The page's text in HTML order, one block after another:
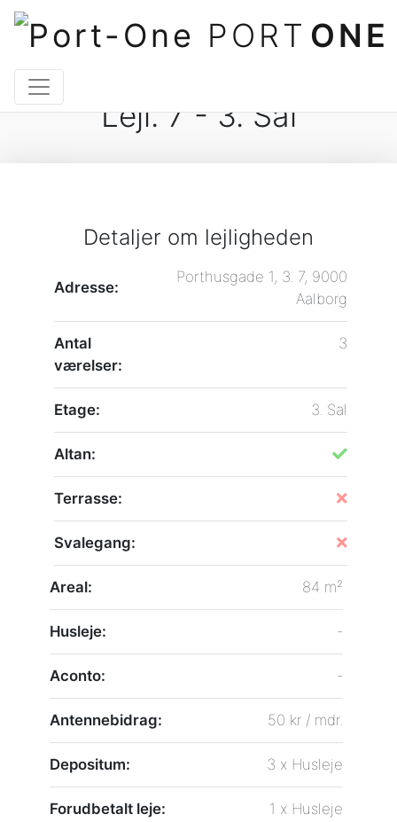
PORT ONE
Lejl. 7 - 3. Sal
Detaljer om lejligheden
Adresse:
Porthusgade 1, 3. 7, 9000
Aalborg
Antal
værelser:
3
Etage: 3. Sal
Altan:
Terrasse:
Svalegang:
Areal: 84 m²
Husleje: -
Aconto: -
Antennebidrag: 50 kr / mdr.
Depositum: 3 x Husleje
Forudbetalt leje: 1 x Husleje